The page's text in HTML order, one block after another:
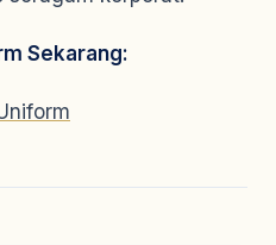
Sekarang: